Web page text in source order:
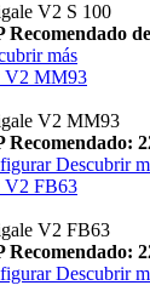
V2 S 100
Recomendado
más
V2 MM93
V2 MM93
Recomendado:
Descubrir
V2 FB63
V2 FB63
Recomendado:
Descubrir